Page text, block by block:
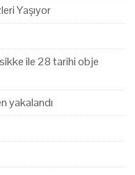
Yaşıyor
ile 28 tarihi obje
yakalandı